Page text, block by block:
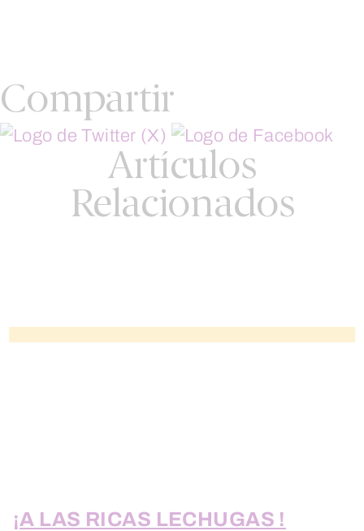
Compartir
Artículos
Relacionados
¡A LAS RICAS LECHUGAS !